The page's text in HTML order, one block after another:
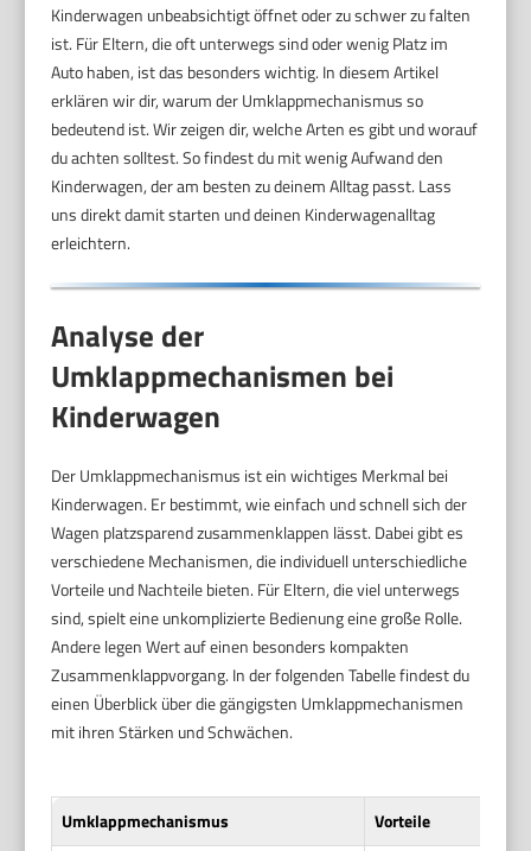
Kinderwagen unbeabsichtigt öffnet oder zu schwer zu falten
ist. Für Eltern, die oft unterwegs sind oder wenig Platz im
Auto haben, ist das besonders wichtig. In diesem Artikel
erklären wir dir, warum der Umklappmechanismus so
bedeutend ist. Wir zeigen dir, welche Arten es gibt und worauf
du achten solltest. So findest du mit wenig Aufwand den
Kinderwagen, der am besten zu deinem Alltag passt. Lass
uns direkt damit starten und deinen Kinderwagenalltag
erleichtern.
Analyse der
Umklappmechanismen bei
Kinderwagen
Der Umklappmechanismus ist ein wichtiges Merkmal bei
Kinderwagen. Er bestimmt, wie einfach und schnell sich der
Wagen platzsparend zusammenklappen lässt. Dabei gibt es
verschiedene Mechanismen, die individuell unterschiedliche
Vorteile und Nachteile bieten. Für Eltern, die viel unterwegs
sind, spielt eine unkomplizierte Bedienung eine große Rolle.
Andere legen Wert auf einen besonders kompakten
Zusammenklappvorgang. In der folgenden Tabelle findest du
einen Überblick über die gängigsten Umklappmechanismen
mit ihren Stärken und Schwächen.
Umklappmechanismus Vorteile